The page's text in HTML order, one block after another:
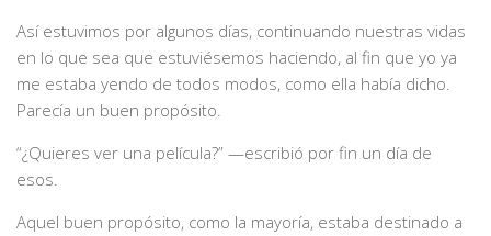
Así estuvimos por algunos días, continuando nuestras vidas
en lo que sea que estuviésemos haciendo, al fin que yo ya
me estaba yendo de todos modos, como ella había dicho.
Parecía un buen propósito.
“¿Quieres ver una película?” —escribió por fin un día de
esos.
Aquel buen propósito, como la mayoría, estaba destinado a